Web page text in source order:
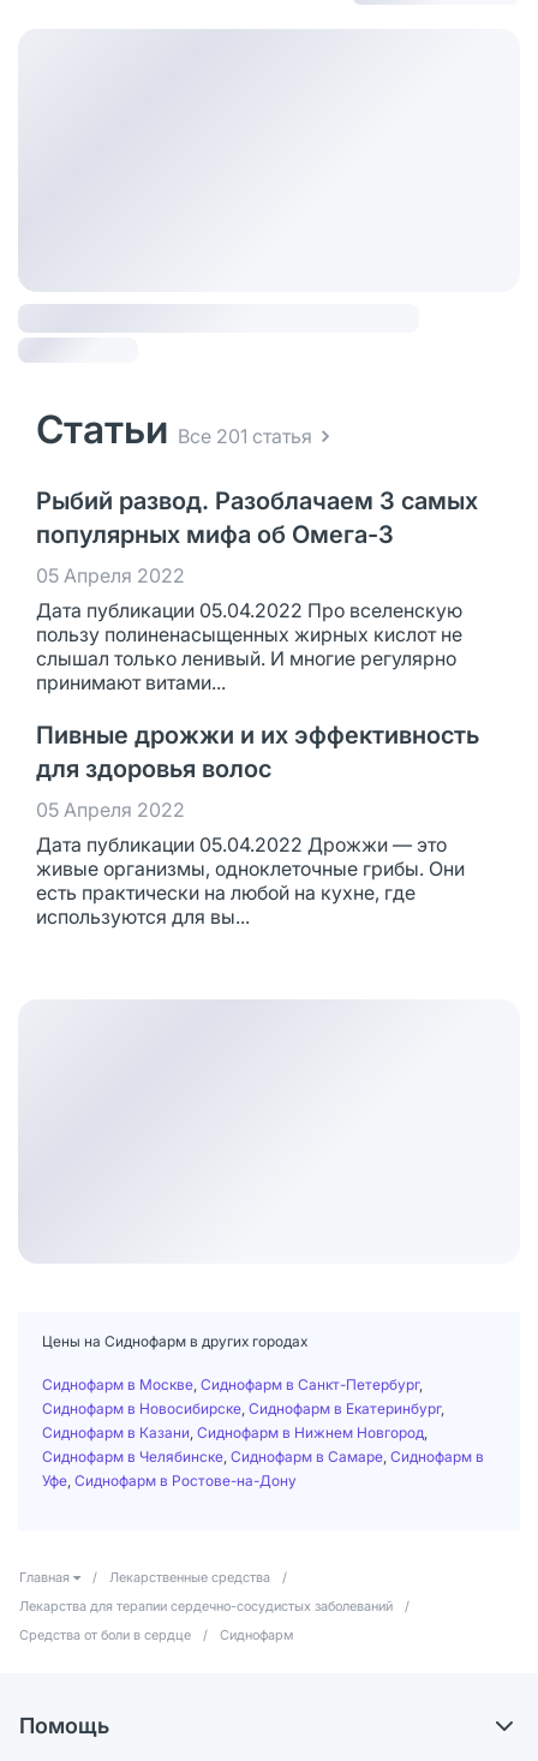
Статьи Все 201 статья
Рыбий развод. Разоблачаем 3 самых
популярных мифа об Омега-3
05 Апреля 2022
Дата публикации 05.04.2022 Про вселенскую
пользу полиненасыщенных жирных кислот не
слышал только ленивый. И многие регулярно
принимают витами...
Пивные дрожжи и их эффективность
для здоровья волос
05 Апреля 2022
Дата публикации 05.04.2022 Дрожжи — это
живые организмы, одноклеточные грибы. Они
есть практически на любой на кухне, где
используются для вы...
Цены на Сиднофарм в других городах
Сиднофарм в Москве Сиднофарм в Санкт-Петербург,
Сиднофарм в Новосибирске Сиднофарм в Екатеринбург,
Сиднофарм в Казани Сиднофарм в Нижнем Новгород
Сиднофарм в Челябинске Сиднофарм в Самаре Сиднофарм в
Уфе Сиднофарм в Ростове-на-Дону
Главная / Лекарственные средства
/
Лекарства для терапии сердечно-сосудистых заболеваний
/
Средства от боли в сердце
/ Сиднофарм
Помощь